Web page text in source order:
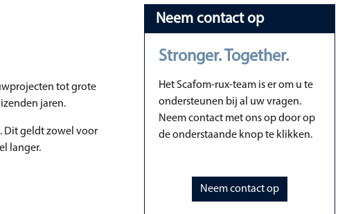
tot grote
jaren.
Dit geldt zowel voor
langer.
Neem contact op
Stronger. Together.
Het Scafom-rux-team is er om u te
ondersteunen bij al uw vragen.
Neem contact met ons op door op
de onderstaande knop te klikken.
Neem contact op